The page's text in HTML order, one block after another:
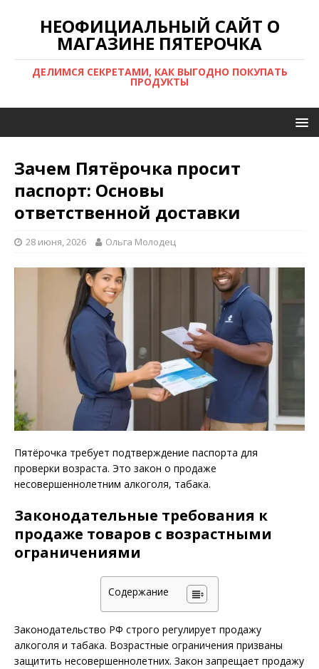
НЕОФИЦИАЛЬНЫЙ САЙТ О
МАГАЗИНЕ ПЯТЕРОЧКА
ДЕЛИМСЯ СЕКРЕТАМИ, КАК ВЫГОДНО ПОКУПАТЬ
ПРОДУКТЫ
Зачем Пятёрочка просит
паспорт: Основы
ответственной доставки
28 июня, 2026 Ольга Молодец
Пятёрочка требует подтверждение паспорта для
проверки возраста. Это закон о продаже
несовершеннолетним алкоголя, табака.
Законодательные требования к
продаже товаров с возрастными
ограничениями
Содержание
Законодательство РФ строго регулирует продажу
алкоголя и табака. Возрастные ограничения призваны
защитить несовершеннолетних. Закон запрещает продажу